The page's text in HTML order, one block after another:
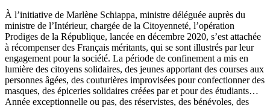
À l’initiative de Marlène Schiappa, ministre déléguée auprès du
ministre de l’Intérieur, chargée de la Citoyenneté, l’opération
Prodiges de la République, lancée en décembre 2020, s’est attachée
à récompenser des Français méritants, qui se sont illustrés par leur
engagement pour la société. La période de confinement a mis en
lumière des citoyens solidaires, des jeunes apportant des courses aux
personnes âgées, des couturières improvisées pour confectionner des
masques, des épiceries solidaires créées par et pour des étudiants…
Année exceptionnelle ou pas, des réservistes, des bénévoles, des